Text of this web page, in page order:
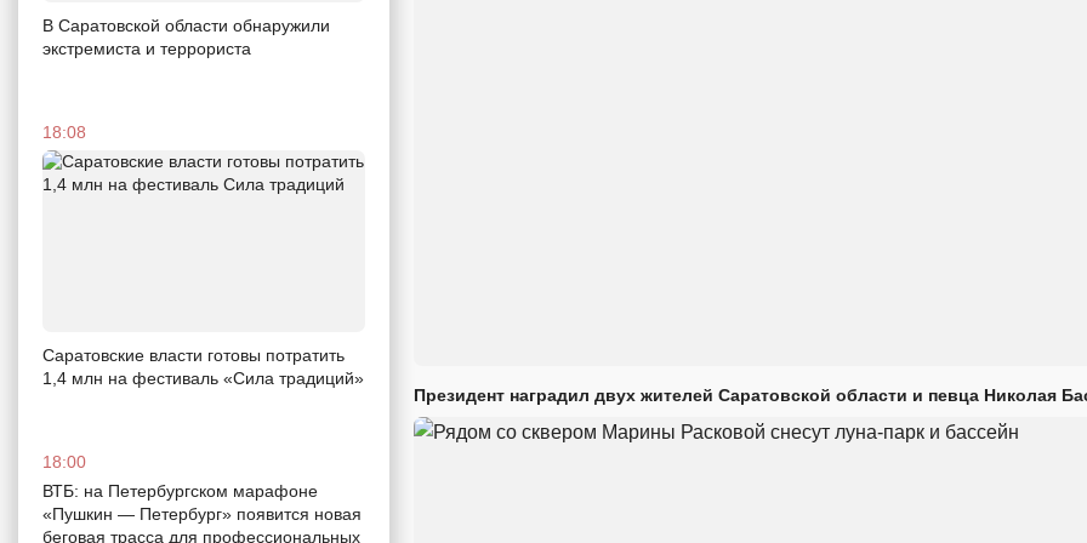
В Саратовской области обнаружили
экстремиста и террориста
18:08
Саратовские власти готовы потратить
1,4 млн на фестиваль «Сила традиций»
18:00
ВТБ: на Петербургском марафоне
«Пушкин — Петербург» появится новая
беговая трасса для профессиональных
Президент наградил двух жителей Саратовской области и певца Николая